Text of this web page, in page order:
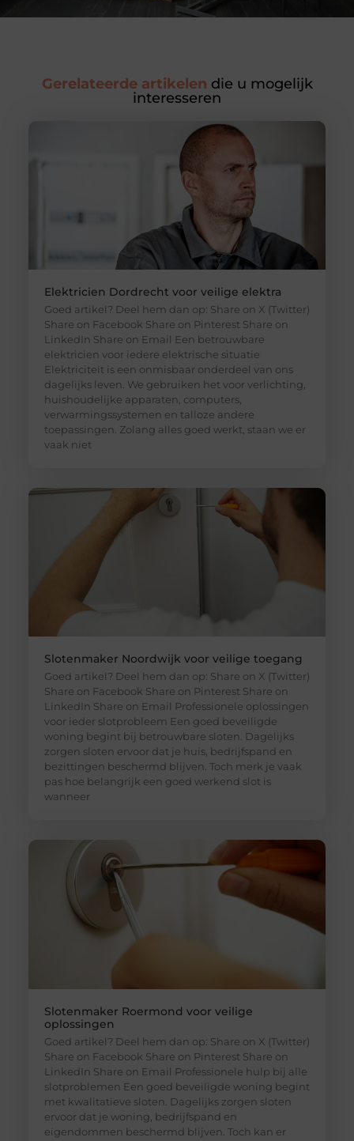
Gerelateerde artikelen die u mogelijk
interesseren
Elektricien Dordrecht voor veilige elektra
Goed artikel? Deel hem dan op: Share on X (Twitter)
Share on Facebook Share on Pinterest Share on
LinkedIn Share on Email Een betrouwbare
elektricien voor iedere elektrische situatie
Elektriciteit is een onmisbaar onderdeel van ons
dagelijks leven. We gebruiken het voor verlichting,
huishoudelijke apparaten, computers,
verwarmingssystemen en talloze andere
toepassingen. Zolang alles goed werkt, staan we er
vaak niet
Slotenmaker Noordwijk voor veilige toegang
Goed artikel? Deel hem dan op: Share on X (Twitter)
Share on Facebook Share on Pinterest Share on
LinkedIn Share on Email Professionele oplossingen
voor ieder slotprobleem Een goed beveiligde
woning begint bij betrouwbare sloten. Dagelijks
zorgen sloten ervoor dat je huis, bedrijfspand en
bezittingen beschermd blijven. Toch merk je vaak
pas hoe belangrijk een goed werkend slot is
wanneer
Slotenmaker Roermond voor veilige
oplossingen
Goed artikel? Deel hem dan op: Share on X (Twitter)
Share on Facebook Share on Pinterest Share on
LinkedIn Share on Email Professionele hulp bij alle
slotproblemen Een goed beveiligde woning begint
met kwalitatieve sloten. Dagelijks zorgen sloten
ervoor dat je woning, bedrijfspand en
eigendommen beschermd blijven. Toch kan er